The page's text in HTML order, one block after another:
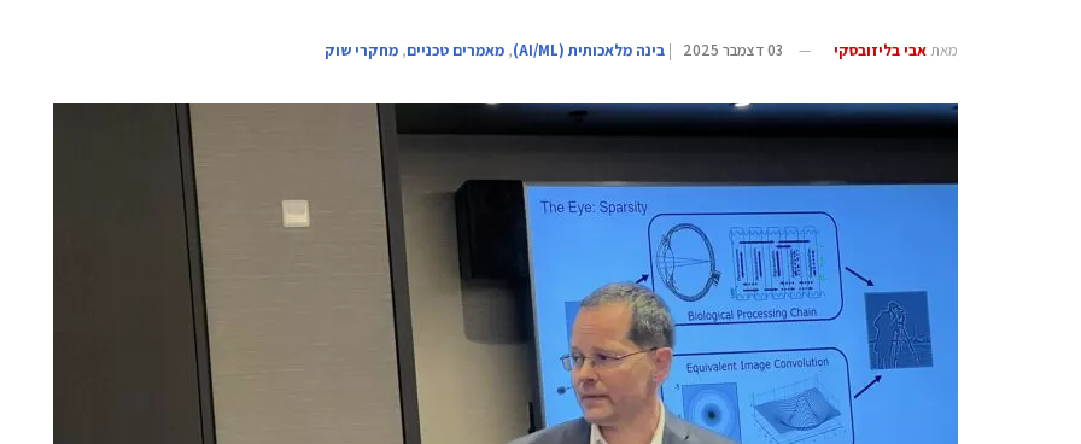
מאת אבי בליזובסקי 03 דצמבר 2025 | בינה מלאכותית (AI/ML) , מאמרים טכניים, מחקרי שוק